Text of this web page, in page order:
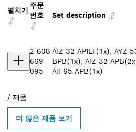
펼치기
주문
번호
Set description
2 608
669
095
AIZ 32 APILT(1x), AYZ
BPB(1x), AIZ 32
AII 65 APB(1x)
/ 제품
더 많은 제품 보기